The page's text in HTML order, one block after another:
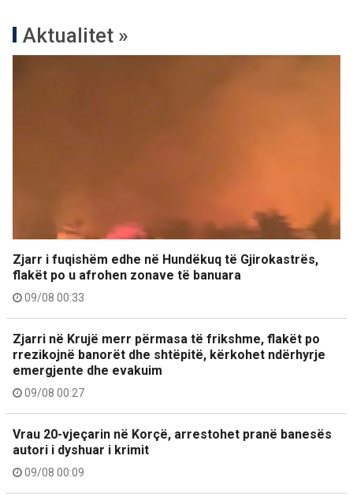
Aktualitet »
Zjarr i fuqishëm edhe në Hundëkuq të Gjirokastrës,
flakët po u afrohen zonave të banuara
09/08 00:33
Zjarri në Krujë merr përmasa të frikshme, flakët po
rrezikojnë banorët dhe shtëpitë, kërkohet ndërhyrje
emergjente dhe evakuim
09/08 00:27
Vrau 20-vjeçarin në Korçë, arrestohet pranë banesës
autori i dyshuar i krimit
09/08 00:09